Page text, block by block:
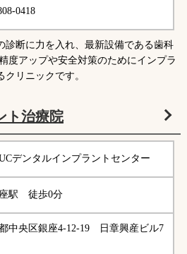
0418
診断に力を入れ、最新設備である歯科
度アップや安全対策のためにインプラ
リニックです。
ト治療院
デンタルインプラントセンター
駅 徒歩0分
中央区銀座4-12-19 日章興産ビル7